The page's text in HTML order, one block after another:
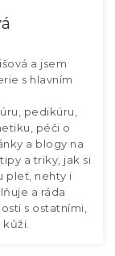
a jsem
s hlavním
pedikúru,
péči o
a blogy na
a triky, jak si
pleť, nehty i
a ráda
s ostatními,